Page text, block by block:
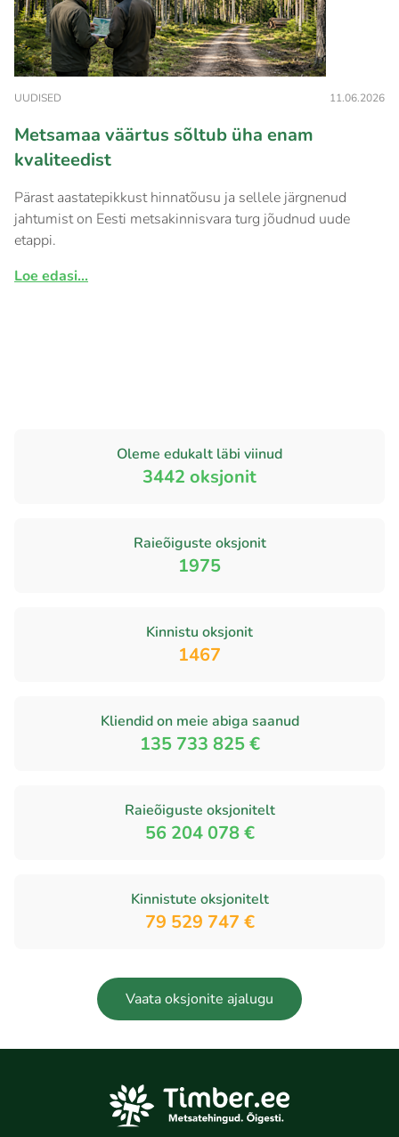
UUDISED 11.06.2026
Metsamaa väärtus sõltub üha enam
kvaliteedist
Pärast aastatepikkust hinnatõusu ja sellele järgnenud
jahtumist on Eesti metsakinnisvara turg jõudnud uude
etappi.
Loe edasi...
Oleme edukalt läbi viinud
3442 oksjonit
Raieõiguste oksjonit
1975
Kinnistu oksjonit
1467
Kliendid on meie abiga saanud
135 733 825 €
Raieõiguste oksjonitelt
56 204 078 €
Kinnistute oksjonitelt
79 529 747 €
Vaata oksjonite ajalugu